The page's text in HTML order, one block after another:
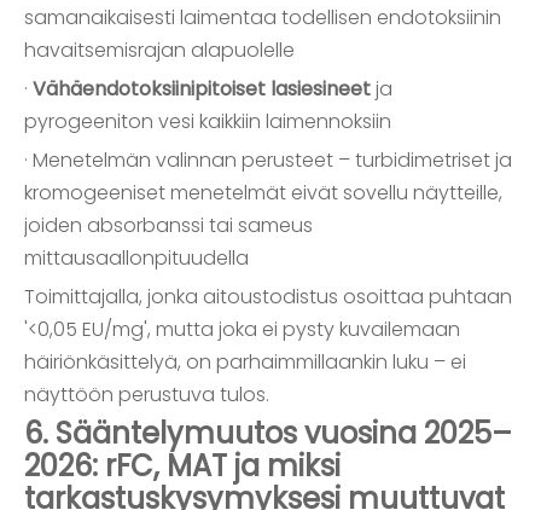
samanaikaisesti laimentaa todellisen endotoksiinin
havaitsemisrajan alapuolelle
· Vähäendotoksiinipitoiset lasiesineetja
pyrogeeniton vesi kaikkiin laimennoksiin
· Menetelmän valinnan perusteet – turbidimetriset ja
kromogeeniset menetelmät eivät sovellu näytteille,
joiden absorbanssi tai sameus
mittausaallonpituudella
Toimittajalla, jonka aitoustodistus osoittaa puhtaan
'<0,05 EU/mg', mutta joka ei pysty kuvailemaan
häiriönkäsittelyä, on parhaimmillaankin luku – ei
näyttöön perustuva tulos.
6. Sääntelymuutos vuosina 2025–
2026: rFC, MAT ja miksi
tarkastuskysymyksesi muuttuvat